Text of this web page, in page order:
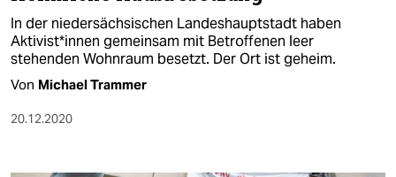
In der niedersächsischen Landeshauptstadt haben
Aktivist*innen gemeinsam mit Betroffenen leer
stehenden Wohnraum besetzt. Der Ort ist geheim.
Von Michael Trammer
20.12.2020